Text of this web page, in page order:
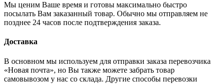
Мы ценим Ваше время и готовы максимально быстро
посылать Вам заказанный товар. Обычно мы отправляем не
позднее 24 часов после подтверждения заказа.
Доставка
В основном мы используем для отправки заказа перевозчика
«Новая почта», но Вы также можете забрать товар
самовывозом у нас со склада. Другие способы перевозки